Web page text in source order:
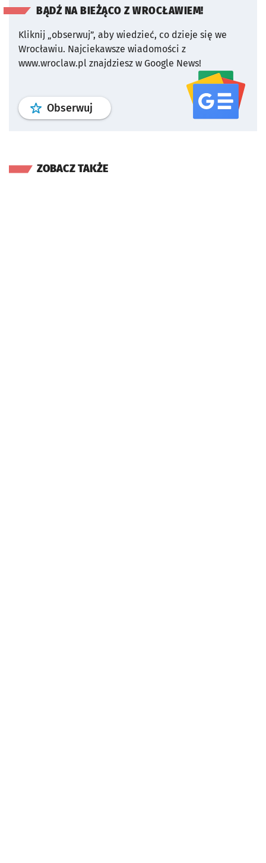
BĄDŹ NA BIEŻĄCO Z WROCŁAWIEM!
Kliknij „obserwuj”, aby wiedzieć, co dzieje się we
Wrocławiu. Najciekawsze wiadomości z
www.wroclaw.pl znajdziesz w Google News!
Obserwuj profil serwisu
ZOBACZ TAKŻE